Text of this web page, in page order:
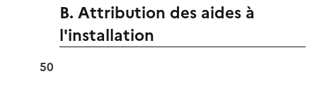
B. Attribution des aides à
l'installation
50